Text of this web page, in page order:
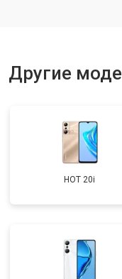
Другие
HOT 20i